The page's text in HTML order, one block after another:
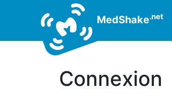
MedShake.net
Connexion